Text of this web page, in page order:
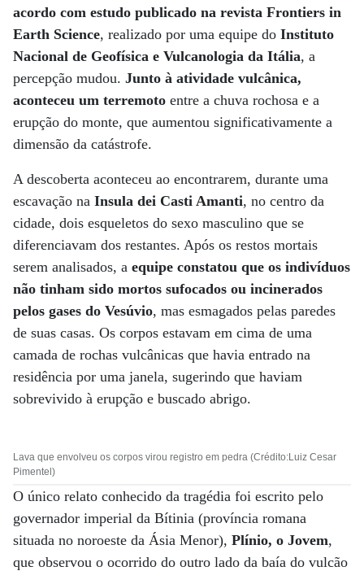
acordo com estudo publicado na revista Frontiers in
Earth Science, realizado por uma equipe do Instituto
Nacional de Geofísica e Vulcanologia da Itália, a
percepção mudou. Junto à atividade vulcânica,
aconteceu um terremoto entre a chuva rochosa e a
erupção do monte, que aumentou significativamente a
dimensão da catástrofe.
A descoberta aconteceu ao encontrarem, durante uma
escavação na Insula dei Casti Amanti, no centro da
cidade, dois esqueletos do sexo masculino que se
diferenciavam dos restantes. Após os restos mortais
serem analisados, a equipe constatou que os indivíduos
não tinham sido mortos sufocados ou incinerados
pelos gases do Vesúvio, mas esmagados pelas paredes
de suas casas. Os corpos estavam em cima de uma
camada de rochas vulcânicas que havia entrado na
residência por uma janela, sugerindo que haviam
sobrevivido à erupção e buscado abrigo.
Lava que envolveu os corpos virou registro em pedra (Crédito:Luiz Cesar
Pimentel)
O único relato conhecido da tragédia foi escrito pelo
governador imperial da Bítinia (província romana
situada no noroeste da Ásia Menor), Plínio, o Jovem,
que observou o ocorrido do outro lado da baía do vulcão